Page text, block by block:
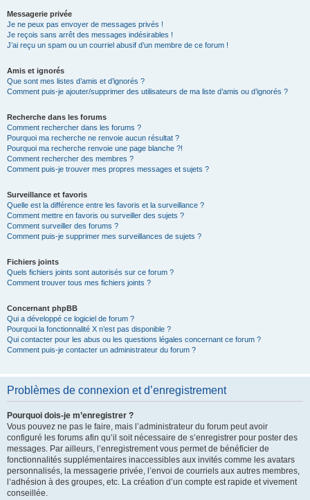
Messagerie privée
Je ne peux pas envoyer de messages privés !
Je reçois sans arrêt des messages indésirables !
J’ai reçu un spam ou un courriel abusif d’un membre de ce forum !
Amis et ignorés
Que sont mes listes d’amis et d’ignorés ?
Comment puis-je ajouter/supprimer des utilisateurs de ma liste d’amis ou d’ignorés ?
Recherche dans les forums
Comment rechercher dans les forums ?
Pourquoi ma recherche ne renvoie aucun résultat ?
Pourquoi ma recherche renvoie une page blanche ?!
Comment rechercher des membres ?
Comment puis-je trouver mes propres messages et sujets ?
Surveillance et favoris
Quelle est la différence entre les favoris et la surveillance ?
Comment mettre en favoris ou surveiller des sujets ?
Comment surveiller des forums ?
Comment puis-je supprimer mes surveillances de sujets ?
Fichiers joints
Quels fichiers joints sont autorisés sur ce forum ?
Comment trouver tous mes fichiers joints ?
Concernant phpBB
Qui a développé ce logiciel de forum ?
Pourquoi la fonctionnalité X n’est pas disponible ?
Qui contacter pour les abus ou les questions légales concernant ce forum ?
Comment puis-je contacter un administrateur du forum ?
Problèmes de connexion et d’enregistrement
Pourquoi dois-je m’enregistrer ?
Vous pouvez ne pas le faire, mais l’administrateur du forum peut avoir
configuré les forums afin qu’il soit nécessaire de s’enregistrer pour poster des
messages. Par ailleurs, l’enregistrement vous permet de bénéficier de
fonctionnalités supplémentaires inaccessibles aux invités comme les avatars
personnalisés, la messagerie privée, l’envoi de courriels aux autres membres,
l’adhésion à des groupes, etc. La création d’un compte est rapide et vivement
conseillée.